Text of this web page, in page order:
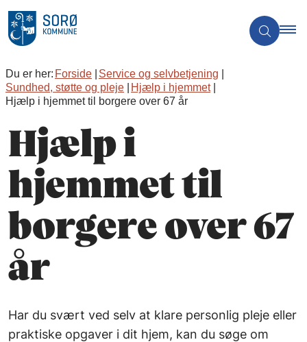
Du er her: Forside
Service og selvbetjening
Sundhed, støtte og pleje
Hjælp i hjemmet
Hjælp i hjemmet til borgere over 67 år
Hjælp i
hjemmet til
borgere over 67
år
Har du svært ved selv at klare personlig pleje eller
praktiske opgaver i dit hjem, kan du søge om